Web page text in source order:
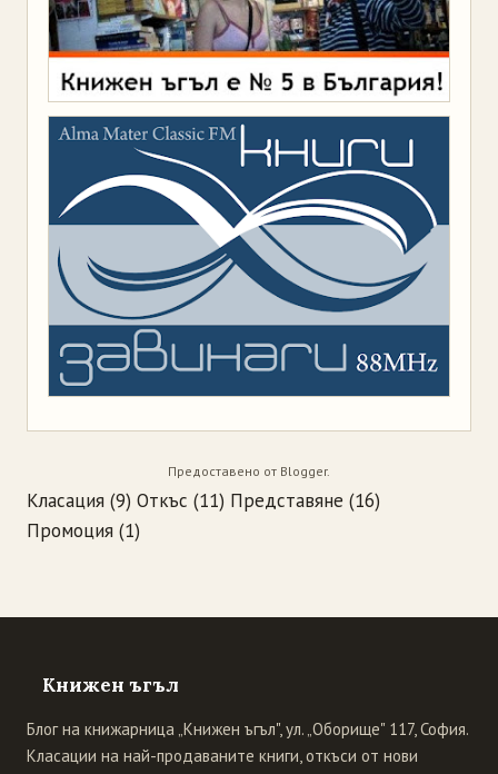
Предоставено от Blogger.
Класация (9) Откъс (11) Представяне (16)
Промоция (1)
Книжен ъгъл
Блог на книжарница „Книжен ъгъл", ул. „Оборище" 117, София.
Класации на най-продаваните книги, откъси от нови